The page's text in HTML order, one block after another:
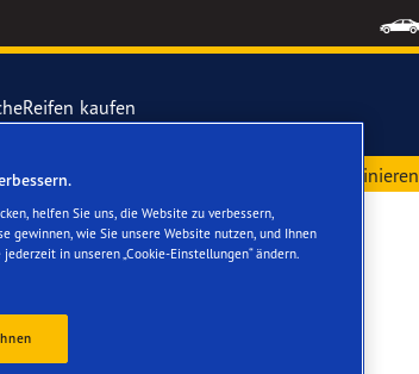
Vector 4Seasons GEN-3
Reifen kaufen
bestellen – Reifenwechsel online terminieren
3
helfen Sie uns, die Website zu verbessern,
gewinnen, wie Sie unsere Website nutzen, und Ihnen
in unseren „Cookie-Einstellungen“ ändern.